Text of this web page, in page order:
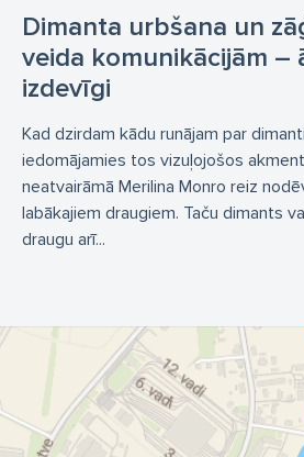
Dimanta urbšana un
veida komunikācijām –
izdevīgi
Kad dzirdam kādu runājam par
iedomājamies tos vizuļojošos
neatvairāmā Merilina Monro reiz
labākajiem draugiem. Taču dimants
draugu arī...